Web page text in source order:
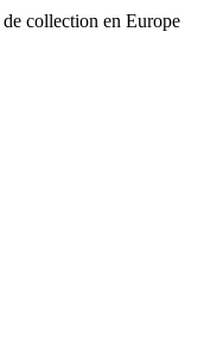
collection en Europe